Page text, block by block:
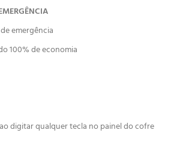
emergência
100% de economia
ao digitar qualquer tecla no painel do cofre